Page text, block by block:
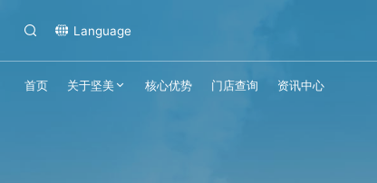
Language
首页 关于坚美 核心优势 门店查询 资讯中心